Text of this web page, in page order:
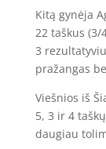
Kitą gynėja
22 taškus
3
pražangas
Viešnios iš
5, 3 ir 4
daugiau